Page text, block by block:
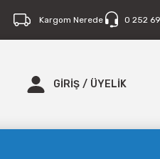
Kargom Nerede 0 252
GİRİŞ / ÜYELİK